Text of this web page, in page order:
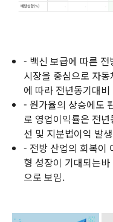
- 백신 보급에 따른
시장을 중심으로 자
에 따라 전년동기대
- 원가율의 상승에도
로 영업이익률은 전
선 및 지분법이익 발
- 전방 산업의 회복이
형 성장이 기대되는
으로 보임.